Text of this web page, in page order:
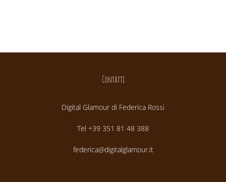
Contatti
Digital Glamour di Federica Rossi
Tel +39 351 81 48 388
federica@digitalglamour.it